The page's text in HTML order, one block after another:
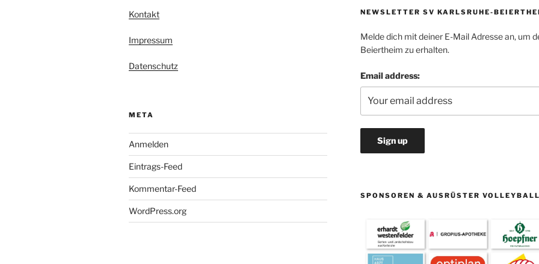
Kontakt
Impressum
Datenschutz
META
Anmelden
Eintrags-Feed
Kommentar-Feed
WordPress.org
NEWSLETTER SV KARLSRUHE-
Melde dich mit deiner E-Mail Adresse an, um
Beiertheim zu erhalten.
Email address:
SPONSOREN & AUSRÜSTER